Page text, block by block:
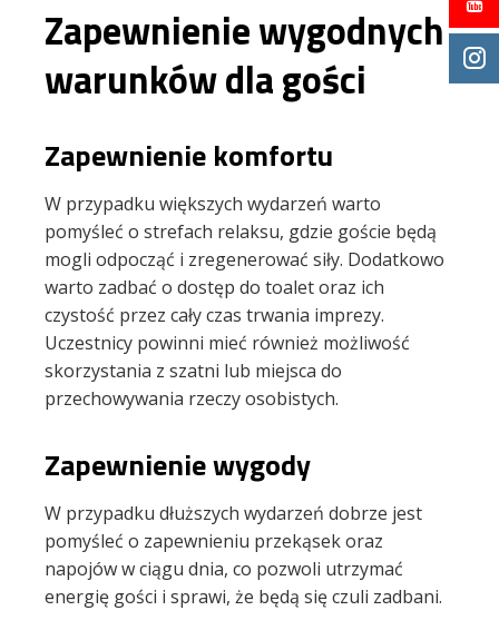
Zapewnienie wygodnych
warunków dla gości
Zapewnienie komfortu
W przypadku większych wydarzeń warto
pomyśleć o strefach relaksu, gdzie goście będą
mogli odpocząć i zregenerować siły. Dodatkowo
warto zadbać o dostęp do toalet oraz ich
czystość przez cały czas trwania imprezy.
Uczestnicy powinni mieć również możliwość
skorzystania z szatni lub miejsca do
przechowywania rzeczy osobistych.
Zapewnienie wygody
W przypadku dłuższych wydarzeń dobrze jest
pomyśleć o zapewnieniu przekąsek oraz
napojów w ciągu dnia, co pozwoli utrzymać
energię gości i sprawi, że będą się czuli zadbani.